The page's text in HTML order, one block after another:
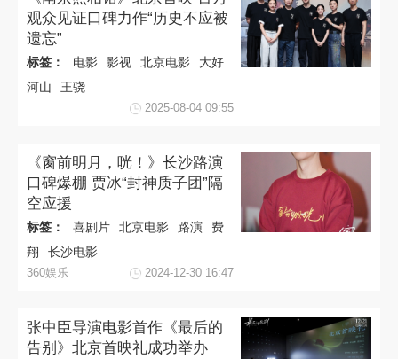
观众见证口碑力作“历史不应被
遗忘”
标签： 电影 影视 北京电影
大好
河山
王骁
2025-08-04 09:55
《窗前明月，咣！》长沙路演
口碑爆棚 贾冰“封神质子团”隔
空应援
标签： 喜剧片 北京电影 路演
费
翔
长沙电影
360娱乐 2024-12-30 16:47
张中臣导演电影首作《最后的
告别》北京首映礼成功举办